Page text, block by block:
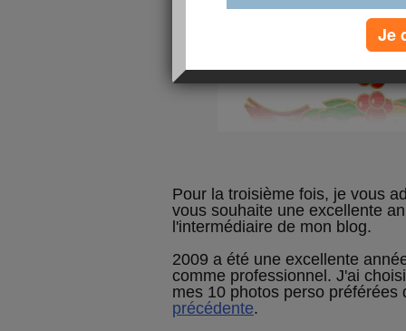
Pour la troisième fois, je vous
vous souhaite une excellente
l'intermédiaire de mon blog.
2009 a été une excellente
comme professionnel. J'ai
mes 10 photos perso
précédente.
Je